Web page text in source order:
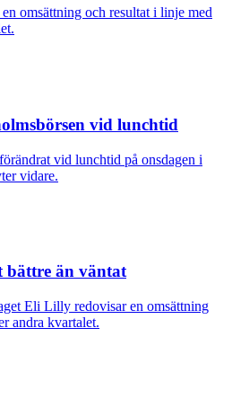
omsättning och resultat i linje med
vid lunchtid
vid lunchtid på onsdagen i
vidare.
än väntat
Eli Lilly redovisar en omsättning
andra kvartalet.